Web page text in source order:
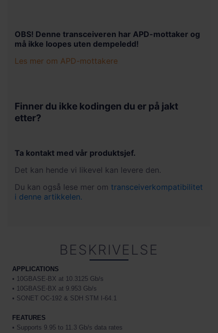
OBS! Denne transceiveren har APD-mottaker og
må ikke loopes uten dempeledd!
gjør at den er veldig følsom men det er dermed
også begrenset hvor mye lys den tåler uten å bli
ødelagt. Det er derfor viktig at man ikke looper
15 dB dempeledd eller 40-60 km fiber.
Hvis man har hatt for sterkt lys inn på mottakeren
vil man få problemer med bitfeil eller å få link i det
hele tatt. Ofte vil det også se ut på Rx Power
Les mer om APD-mottakere
Finner du ikke kodingen du er på jakt
etter?
Ta kontakt med vår produktsjef.
Det kan hende vi likevel kan levere den.
Du kan også lese mer om transceiverkompatibilitet
i denne artikkelen.
BESKRIVELSE
APPLICATIONS
• 10GBASE-BX at 10.3125 Gb/s
• 10GBASE-BX at 9.953 Gb/s
• SONET OC-192 & SDH STM I-64.1
FEATURES
• Supports 9.95 to 11.3 Gb/s data rates